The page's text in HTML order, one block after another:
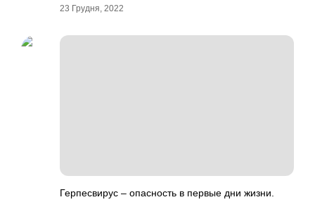
23 Грудня, 2022
Герпесвирус – опасность в первые дни жизни.